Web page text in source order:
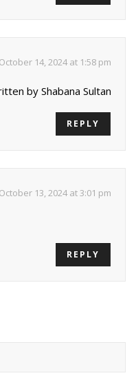
October 14, 2024 at 1:58 pm
by Shabana Sultan
REPLY
October 13, 2024 at 3:01 pm
REPLY